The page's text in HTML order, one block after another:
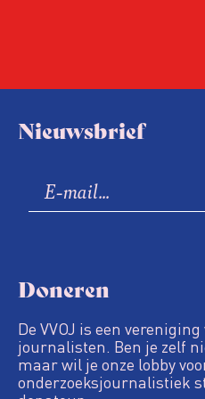
Nieuwsbrief
Doneren
De VVOJ is een
journalisten. Ben je zelf
maar wil je onze lobby
onderzoeksjournalistiek